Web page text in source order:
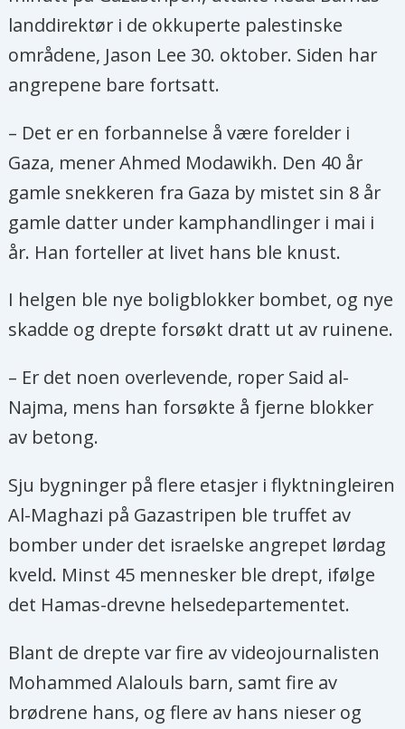
615 av barna var 3 år eller yngre.
Flere barn har blitt drept på litt over
tre uker i Gaza enn i alle verdens
siste tre årene, ifølge Redd Barna.
Redd Barna viser til at 2985 barn ble
drept i et titalls krigssoner gjennom
2022.
Oppdaterte tall per 6. november
fra Gazas helsedepartement
Over 10.000 mennesker er drept i
israelske luftangrep mot
Gazastripen siden 7. oktober, hvorav
Over 2260 palestinere, blant dem
1270 barn, er savnet og kan være
Minst 25.400 palestinere er såret.
landdirektør i de okkuperte palestinske
områdene, Jason Lee 30. oktober. Siden har
angrepene bare fortsatt.
– Det er en forbannelse å være forelder i
Gaza, mener Ahmed Modawikh. Den 40 år
gamle snekkeren fra Gaza by mistet sin 8 år
gamle datter under kamphandlinger i mai i
år. Han forteller at livet hans ble knust.
I helgen ble nye boligblokker bombet, og nye
skadde og drepte forsøkt dratt ut av ruinene.
– Er det noen overlevende, roper Said al-
Najma, mens han forsøkte å fjerne blokker
av betong.
Sju bygninger på flere etasjer i flyktningleiren
Al-Maghazi på Gazastripen ble truffet av
bomber under det israelske angrepet lørdag
kveld. Minst 45 mennesker ble drept, ifølge
det Hamas-drevne helsedepartementet.
Blant de drepte var fire av videojournalisten
Mohammed Alalouls barn, samt fire av
brødrene hans, og flere av hans nieser og